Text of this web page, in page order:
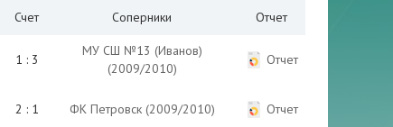
Счет Соперники Отчет
1 : 3
МУ СШ №13 (Иванов)
(2009/2010)
Отчет
2 : 1 ФК Петровск (2009/2010) Отчет